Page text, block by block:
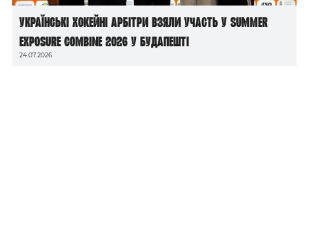
Українські хокейні арбітри взяли участь у Summer
Exposure Combine 2026 у Будапешті
24.07.2026